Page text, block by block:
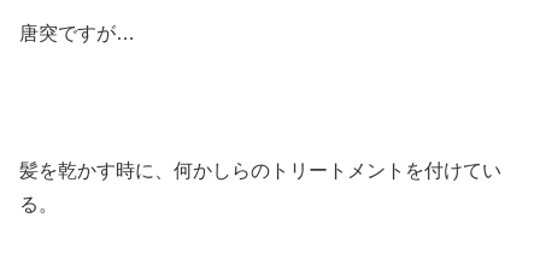
唐突ですが…
髪を乾かす時に、何かしらのトリートメントを付けてい
る。